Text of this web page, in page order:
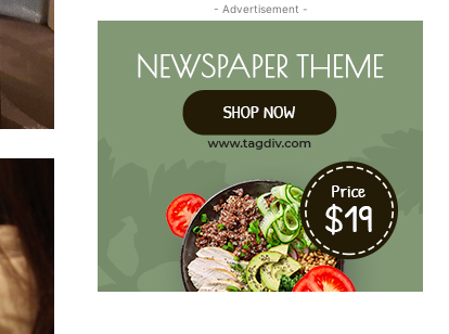
- Advertisement -